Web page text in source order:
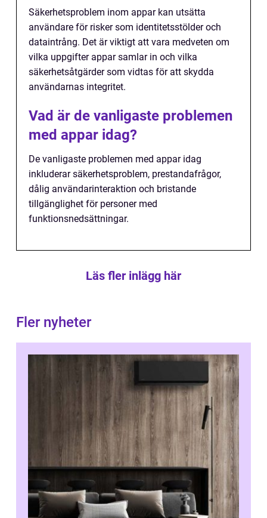
Säkerhetsproblem inom appar kan utsätta
användare för risker som identitetsstölder och
dataintrång. Det är viktigt att vara medveten om
vilka uppgifter appar samlar in och vilka
säkerhetsåtgärder som vidtas för att skydda
användarnas integritet.
Vad är de vanligaste problemen
med appar idag?
De vanligaste problemen med appar idag
inkluderar säkerhetsproblem, prestandafrågor,
dålig användarinteraktion och bristande
tillgänglighet för personer med
funktionsnedsättningar.
Läs fler inlägg här
Fler nyheter